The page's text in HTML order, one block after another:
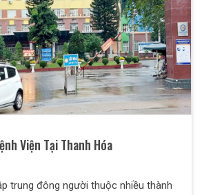
Viện Tại Thanh Hóa
trung đông người thuộc nhiều thành